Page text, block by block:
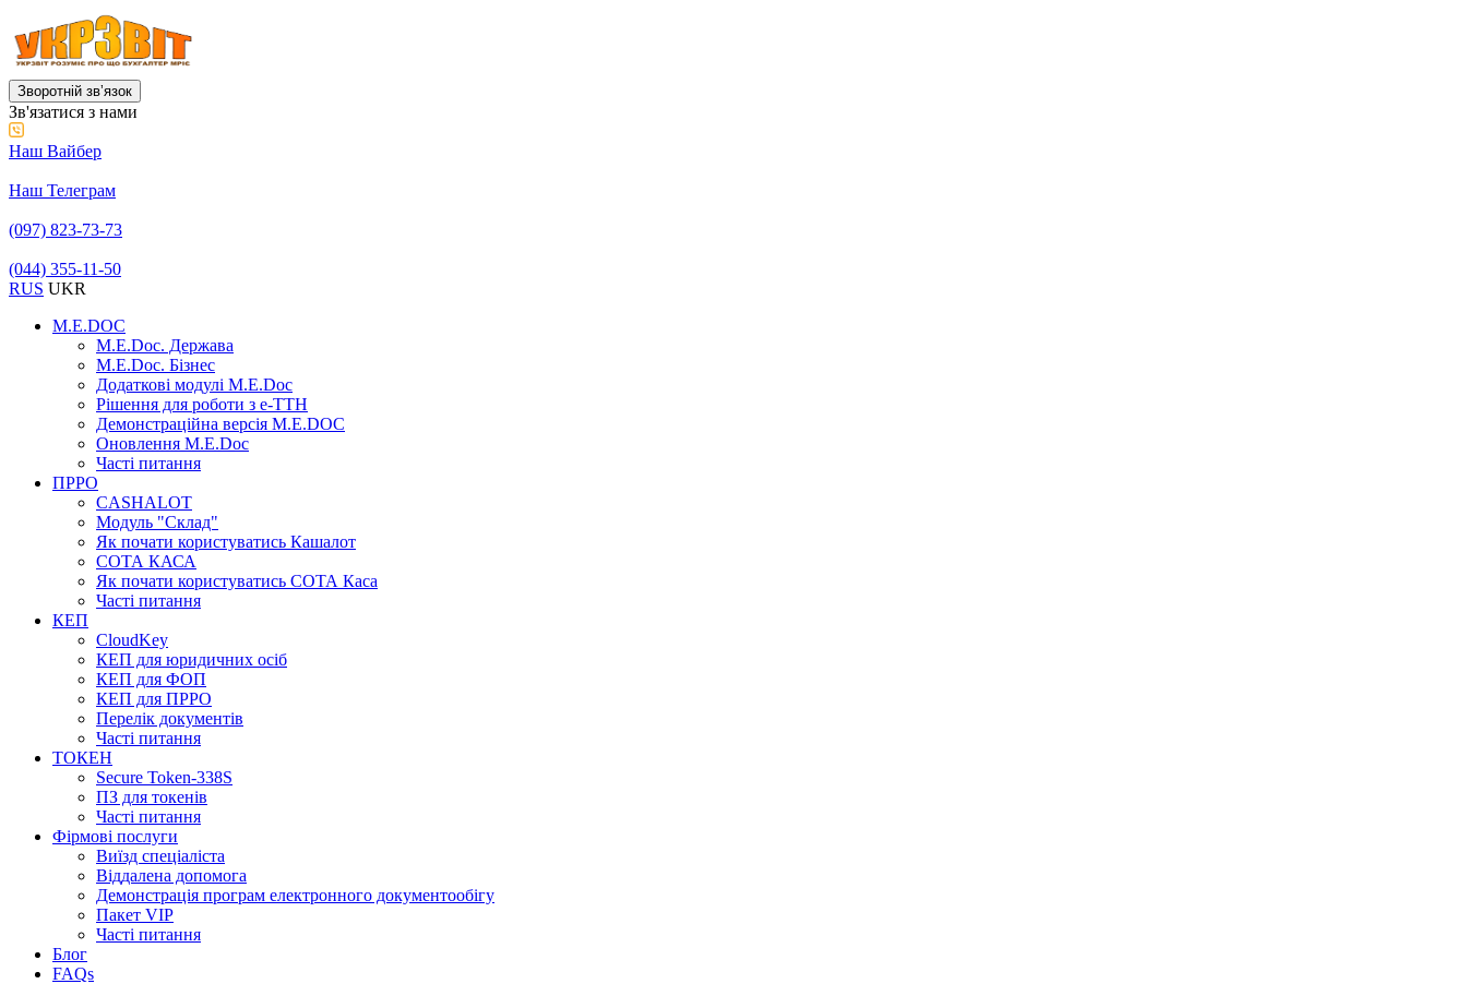
Зворотній звʼязок
Зв'язатися з нами
Наш Вайбер
Наш Телеграм
(097) 823-73-73
(044) 355-11-50
RUS UKR
M.E.DOC
M.E.Doc. Держава
M.E.Doc. Бізнес
Додаткові модулі M.E.Doc
Рішення для роботи з е-ТТН
Демонстраційна версія M.E.DOC
Оновлення M.E.Doc
Часті питання
ПРРО
CASHALOT
Модуль "Склад"
Як почати користуватись Кашалот
СОТА КАСА
Як почати користуватись СОТА Каса
Часті питання
КЕП
CloudKey
КЕП для юридичних осіб
КЕП для ФОП
КЕП для ПРРО
Перелік документів
Часті питання
ТОКЕН
Secure Token-338S
ПЗ для токенів
Часті питання
Фірмові послуги
Виїзд спеціаліста
Віддалена допомога
Демонстрація програм електронного документообігу
Пакет VIP
Часті питання
Блог
FAQs